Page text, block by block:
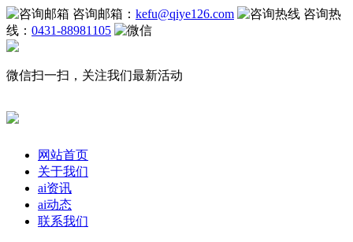
咨询邮箱： kefu@qiye126.com
咨询热
线： 0431-88981105
微信扫一扫，关注我们最新活动
网站首页
关于我们
ai资讯
ai动态
联系我们